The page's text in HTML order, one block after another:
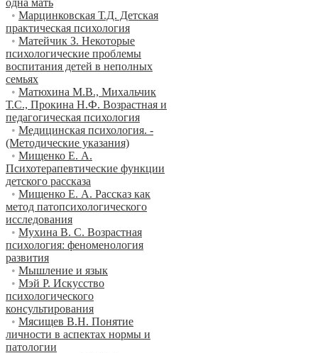
• Марцинковская Т.Д. Детская
практическая психология
• Матейчик З. Некоторые
психологические проблемы
воспитания детей в неполных
семьях
• Матюхина М.В., Михальчик
Т.С., Прокина Н.Ф. Возрастная и
педагогическая психология
• Медицинская психология. -
(Методические указания)
• Мищенко Е. А.
Психотерапевтические функции
детского рассказа
• Мищенко Е. А. Рассказ как
метод патопсихологического
исследования
• Мухина В. С. Возрастная
психология: феноменология
развития
• Мышление и язык
• Мэй Р. Искусство
психологического
консультирования
• Мясищев В.Н. Понятие
личности в аспектах нормы и
патологии